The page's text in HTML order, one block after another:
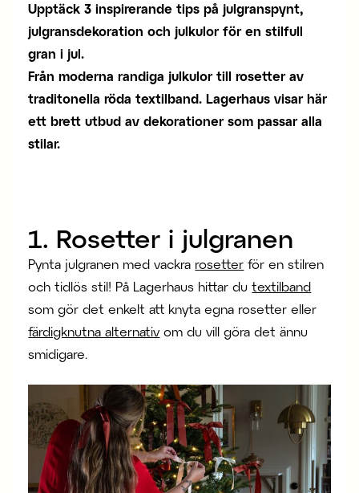
Upptäck 3 inspirerande tips på julgranspynt,
julgransdekoration och julkulor för en stilfull
gran i jul.
Från moderna randiga julkulor till rosetter av
traditonella röda textilband. Lagerhaus visar här
ett brett utbud av dekorationer som passar alla
stilar.
1. Rosetter i julgranen
Pynta julgranen med vackra rosetter för en stilren
och tidlös stil! På Lagerhaus hittar dutextilband
som gör det enkelt att knyta egna rosetter eller
färdigknutna alternativ om du vill göra det ännu
smidigare.